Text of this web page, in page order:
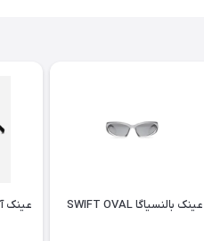
عینک بالنسیاگا SWIFT OVAL عینک